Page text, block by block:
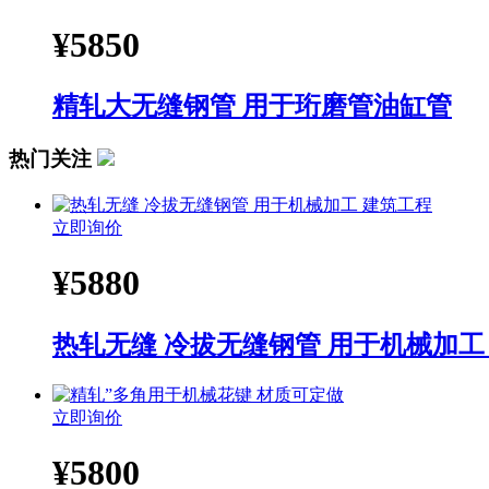
¥5850
精轧大无缝钢管 用于珩磨管油缸管
热门关注
立即询价
¥5880
热轧无缝 冷拔无缝钢管 用于机械加
立即询价
¥5800